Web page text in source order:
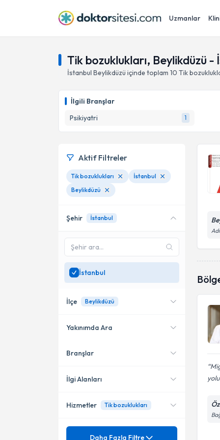
Uzmanlar
Tik bozuklukları, Beylikdüzü -
İstanbul Beylikdüzü içinde toplam 10 Tik
İlgili Branşlar
Psikiyatri
1
Aktif Filtreler
Tik bozuklukları
İstanbul
Beylikdüzü
Şehir İstanbul
İstanbul
İlçe Beylikdüzü
Ataşehir
Esenyurt
Yakınımda Ara
Konumuma yakın uzmanları
Branşlar
Psikiyatri
İlgi Alanları
Alkol Bağımlılığı
Hizmetler Tik bozuklukları
Mezuniyet
Daha Fazla Filtre